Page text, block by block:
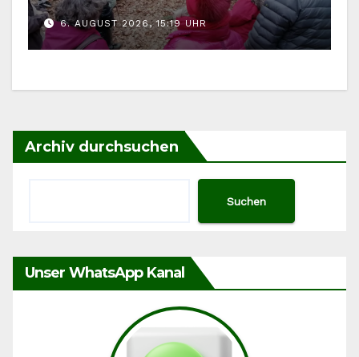
im August zurück
6. AUGUST 2026, 15:19 UHR
Archiv durchsuchen
Suchen
Unser WhatsApp Kanal